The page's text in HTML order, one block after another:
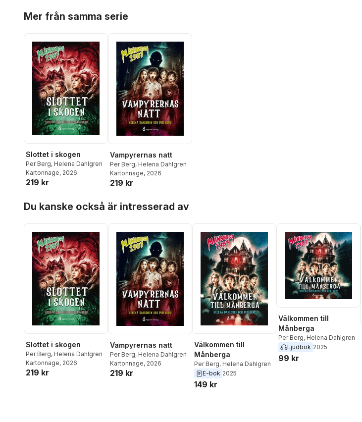
Mer från samma serie
Slottet i skogen
Per Berg, Helena Dahlgren
Kartonnage, 2026
219 kr
Vampyrernas natt
Per Berg, Helena Dahlgren
Kartonnage, 2026
219 kr
Du kanske också är intresserad av
Slottet i skogen
Per Berg, Helena Dahlgren
Kartonnage, 2026
219 kr
Vampyrernas natt
Per Berg, Helena Dahlgren
Kartonnage, 2026
219 kr
Välkommen till
Månberga
Per Berg, Helena Dahlgren
E-bok 2025
149 kr
Välkommen till
Månberga
Per Berg, Helena Dahlgren
Ljudbok 2025
99 kr